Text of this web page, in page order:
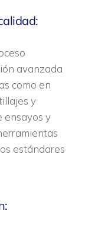
avanzada
como en
y
ensayos y
estándares